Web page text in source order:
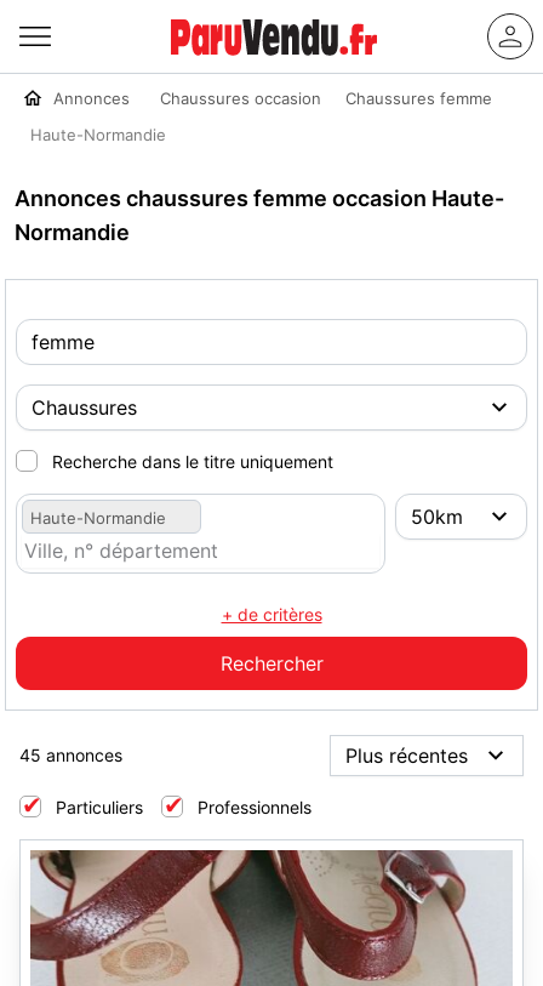
Annonces Chaussures occasion
Chaussures femme
Haute-Normandie
Annonces chaussures femme occasion Haute-
Normandie
Recherche dans le titre uniquement
Haute-Normandie
+ de critères
45 annonces
Particuliers Professionnels